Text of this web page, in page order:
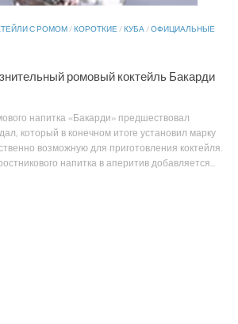
С РОМОМ/КОРОТКИЕ/КУБА/ОФИЦИАЛЬНЫЕ
ромовый коктейль Бакарди
напитка «Бакарди» предшествовал
который в конечном итоге установил марку
возможную для приготовления коктейля.
напитка в аперитив добавляется...